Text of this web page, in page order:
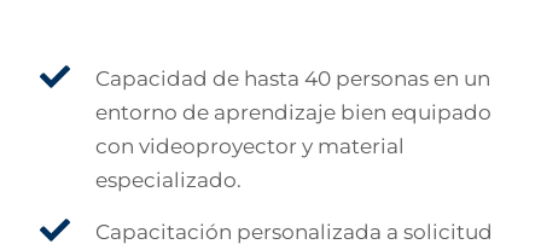
Capacidad de hasta 40 personas en un
entorno de aprendizaje bien equipado
con videoproyector y material
especializado.
Capacitación personalizada a solicitud